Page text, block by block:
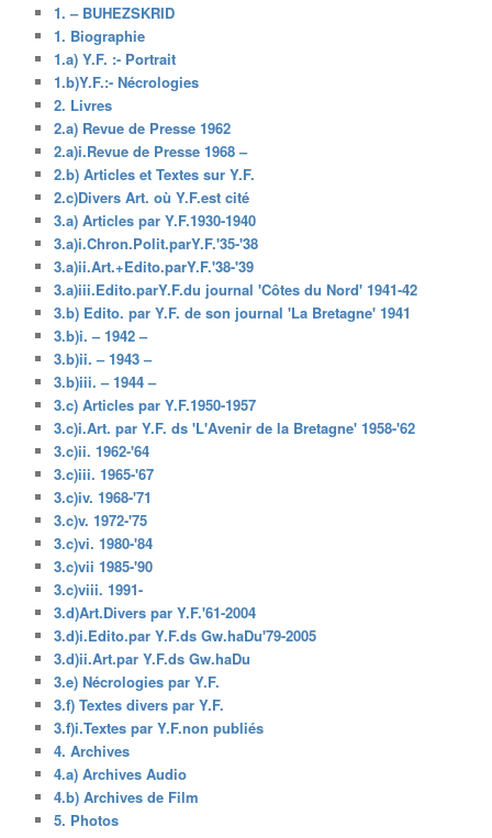
1. – BUHEZSKRID
1. Biographie
1.a) Y.F. :- Portrait
1.b)Y.F.:- Nécrologies
2. Livres
2.a) Revue de Presse 1962
2.a)i.Revue de Presse 1968 –
2.b) Articles et Textes sur Y.F.
2.c)Divers Art. où Y.F.est cité
3.a) Articles par Y.F.1930-1940
3.a)i.Chron.Polit.parY.F.'35-'38
3.a)ii.Art.+Edito.parY.F.'38-'39
3.a)iii.Edito.parY.F.du journal 'Côtes du Nord' 1941-42
3.b) Edito. par Y.F. de son journal 'La Bretagne' 1941
3.b)i. – 1942 –
3.b)ii. – 1943 –
3.b)iii. – 1944 –
3.c) Articles par Y.F.1950-1957
3.c)i.Art. par Y.F. ds 'L'Avenir de la Bretagne' 1958-'62
3.c)ii. 1962-'64
3.c)iii. 1965-'67
3.c)iv. 1968-'71
3.c)v. 1972-'75
3.c)vi. 1980-'84
3.c)vii 1985-'90
3.c)viii. 1991-
3.d)Art.Divers par Y.F.'61-2004
3.d)i.Edito.par Y.F.ds Gw.haDu'79-2005
3.d)ii.Art.par Y.F.ds Gw.haDu
3.e) Nécrologies par Y.F.
3.f) Textes divers par Y.F.
3.f)i.Textes par Y.F.non publiés
4. Archives
4.a) Archives Audio
4.b) Archives de Film
5. Photos